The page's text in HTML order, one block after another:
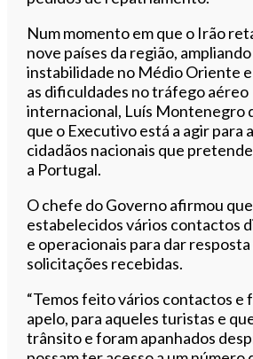
Num momento em que o Irão
nove países da região, ampliando
instabilidade no Médio Oriente
as dificuldades no tráfego aéreo
internacional, Luís Montenegro
que o Executivo está a agir para
cidadãos nacionais que
a Portugal.
O chefe do Governo afirmou
estabelecidos vários contactos
e operacionais para dar resposta
solicitações recebidas.
“Temos feito vários contactos e
apelo, para aqueles turistas e
trânsito e foram apanhados